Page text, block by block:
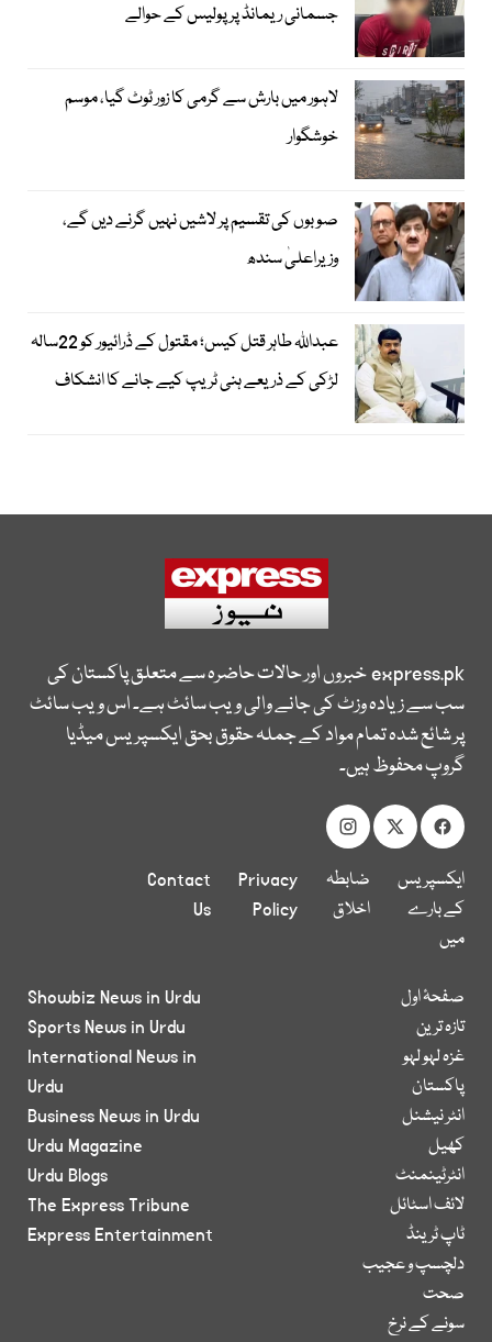
جسمانی ریمانڈ پر پولیس کے حوالے
لاہور میں بارش سے گرمی کا زور ٹوٹ گیا، موسم
خوشگوار
صوبوں کی تقسیم پر لاشیں نہیں گرنے دیں گے،
وزیراعلیٰ سندھ
عبداللہ طاہر قتل کیس؛ مقتول کے ڈرائیور کو 22سالہ
لڑکی کے ذریعے ہنی ٹریپ کیے جانے کا انشکاف
express.pkخبروں اور حالات حاضرہ سے متعلق پاکستان کی
سب سے زیادہ وزٹ کی جانے والی ویب سائٹ ہے۔ اس ویب سائٹ
پر شائع شدہ تمام مواد کے جملہ حقوق بحق ایکسپریس میڈیا
گروپ محفوظ ہیں۔
ایکسپریس
کے بارے
میں
ضابطہ
اخلاق
Privacy
Policy
Contact
Us
صفحۂ اول
تازہ ترین
غزہ لہو لہو
پاکستان
انٹر نیشنل
کھیل
انٹرٹینمنٹ
لائف اسٹائل
ٹاپ ٹرینڈ
دلچسپ و عجیب
صحت
سونے کے نرخ
Showbiz News in Urdu
Sports News in Urdu
International News in
Urdu
Business News in Urdu
Urdu Magazine
Urdu Blogs
The Express Tribune
Express Entertainment